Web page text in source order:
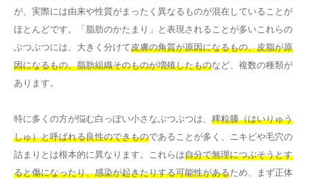
が、実際には由来や性質がまったく異なるものが混在していることが
ほとんどです。「脂肪のかたまり」と表現されることが多いこれらの
ぶつぶつには、大きく分けて皮膚の角質が原因になるもの、皮脂が原
因になるもの、脂肪組織そのものが増殖したものなど、複数の種類が
あります。
特に多くの方が悩む白っぽい小さなぶつぶつは、 稗粒腫（はいりゅう
しゅ）と呼ばれる良性のできものであることが多く、ニキビや毛穴の
詰まりとは根本的に異なります。これらは自分で無理につぶそうとす
ると傷になったり、感染が起きたりする可能性があるため、まず正体